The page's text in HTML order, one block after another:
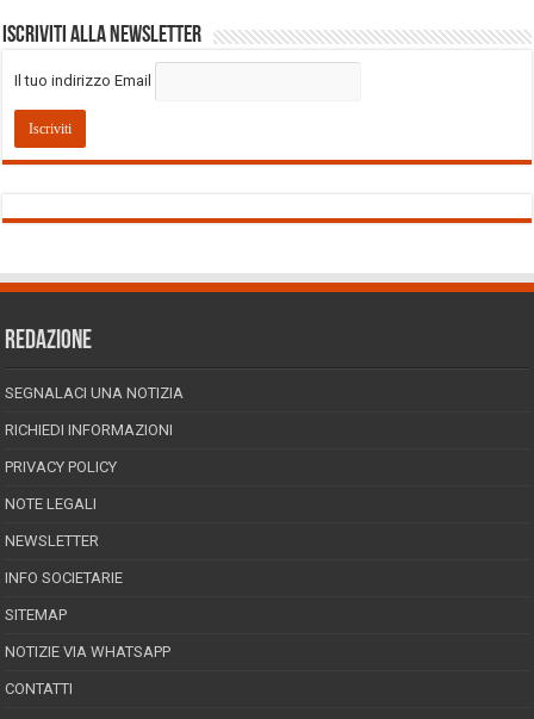
Iscriviti alla Newsletter
Il tuo indirizzo Email
REDAZIONE
SEGNALACI UNA NOTIZIA
RICHIEDI INFORMAZIONI
PRIVACY POLICY
NOTE LEGALI
NEWSLETTER
INFO SOCIETARIE
SITEMAP
NOTIZIE VIA WHATSAPP
CONTATTI